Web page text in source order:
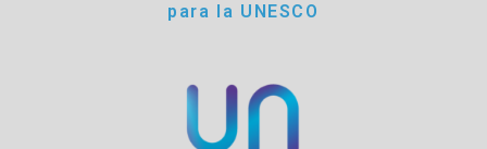
para la UNESCO